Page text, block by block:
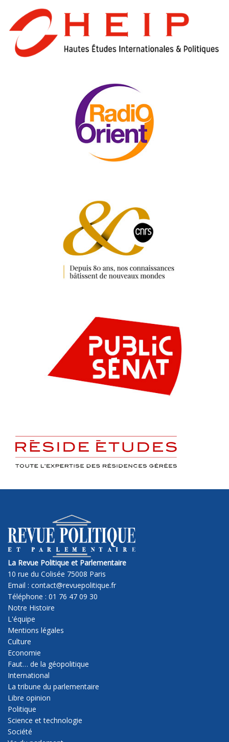
La Revue Politique et Parlementaire
10 rue du Colisée 75008 Paris
Email : contact@revuepolitique.fr
Téléphone : 01 76 47 09 30
Notre Histoire
L'équipe
Mentions légales
Culture
Economie
Faut… de la géopolitique
International
La tribune du parlementaire
Libre opinion
Politique
Science et technologie
Société